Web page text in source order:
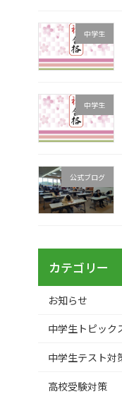
中学生
中学生
公式ブログ
カテゴリー
お知らせ
中学生トピック
中学生テスト対
高校受験対策